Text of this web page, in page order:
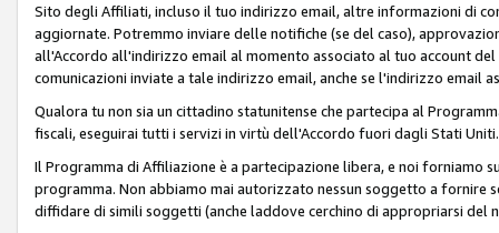
Sito degli Affiliati, incluso il tuo indirizzo email, altre informazioni di
aggiornate. Potremmo inviare delle notifiche (se del caso),
all'Accordo all'indirizzo email al momento associato al tuo account
comunicazioni inviate a tale indirizzo email, anche se l'indirizzo email
Qualora tu non sia un cittadino statunitense che partecipa al
fiscali, eseguirai tutti i servizi in virtù dell'Accordo fuori dagli Stati
Il Programma di Affiliazione è a partecipazione libera, e noi forniamo
programma. Non abbiamo mai autorizzato nessun soggetto a fornire
diffidare di simili soggetti (anche laddove cerchino di appropriarsi